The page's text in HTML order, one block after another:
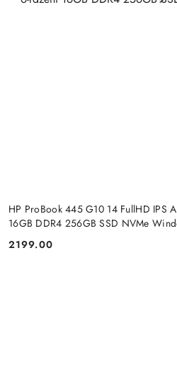
HP ProBook 445 G10 14 FullHD IPS
16GB DDR4 256GB SSD NVMe
Cena:
2199.00